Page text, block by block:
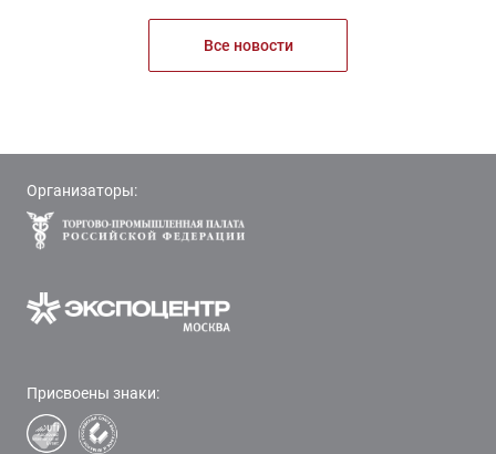
Все новости
Организаторы:
Присвоены знаки: